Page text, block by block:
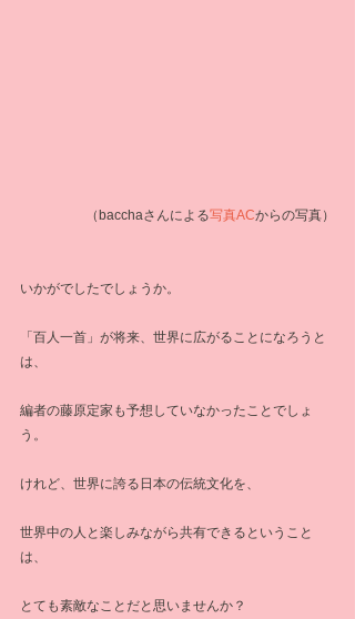
（bacchaさんによる写真ACからの写真）
いかがでしたでしょうか。
「百人一首」が将来、世界に広がることになろうと
は、
編者の藤原定家も予想していなかったことでしょ
う。
けれど、世界に誇る日本の伝統文化を、
世界中の人と楽しみながら共有できるということ
は、
とても素敵なことだと思いませんか？